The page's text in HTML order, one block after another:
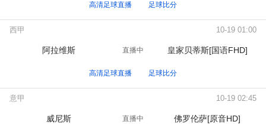
高清足球直播 足球比分
西甲 10-19 01:00
阿拉维斯 直播中 皇家贝蒂斯[国语FHD]
高清足球直播 足球比分
意甲 10-19 02:45
威尼斯 直播中 佛罗伦萨[原音HD]